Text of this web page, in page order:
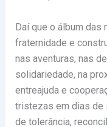
Daí que o álbum
fraternidade e
nas aventuras, nas
solidariedade, na
entreajuda e
tristezas em dias de
de tolerância,